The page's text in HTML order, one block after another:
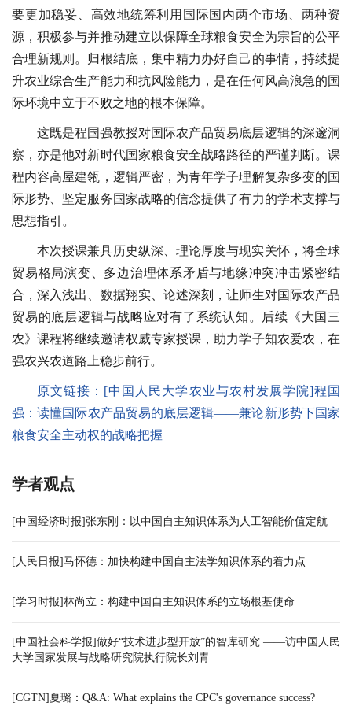
要更加稳妥、高效地统筹利用国际国内两个市场、两种资
源，积极参与并推动建立以保障全球粮食安全为宗旨的公平
合理新规则。归根结底，集中精力办好自己的事情，持续提
升农业综合生产能力和抗风险能力，是在任何风高浪急的国
际环境中立于不败之地的根本保障。
这既是程国强教授对国际农产品贸易底层逻辑的深邃洞
察，亦是他对新时代国家粮食安全战略路径的严谨判断。课
程内容高屋建瓴，逻辑严密，为青年学子理解复杂多变的国
际形势、坚定服务国家战略的信念提供了有力的学术支撑与
思想指引。
本次授课兼具历史纵深、理论厚度与现实关怀，将全球
贸易格局演变、多边治理体系矛盾与地缘冲突冲击紧密结
合，深入浅出、数据翔实、论述深刻，让师生对国际农产品
贸易的底层逻辑与战略应对有了系统认知。后续《大国三
农》课程将继续邀请权威专家授课，助力学子知农爱农，在
强农兴农道路上稳步前行。
原文链接： [中国人民大学农业与农村发展学院]程国
强：读懂国际农产品贸易的底层逻辑——兼论新形势下国家
粮食安全主动权的战略把握
学者观点
[中国经济时报]张东刚：以中国自主知识体系为人工智能价值定航
[人民日报]马怀德：加快构建中国自主法学知识体系的着力点
[学习时报]林尚立：构建中国自主知识体系的立场根基使命
[中国社会科学报]做好“技术进步型开放”的智库研究 ——访中国人民
大学国家发展与战略研究院执行院长刘青
[CGTN]夏璐：Q&A: What explains the CPC's governance success?